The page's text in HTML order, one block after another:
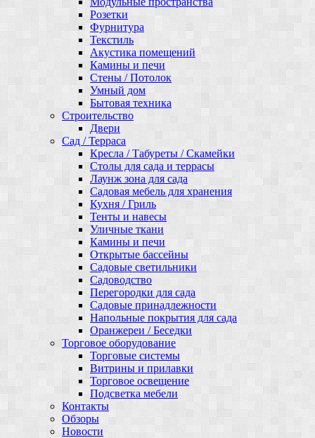
Розетки
Фурнитура
Текстиль
Акустика помещений
Камины и печи
Стены / Потолок
Умный дом
Бытовая техника
Строительство
Двери
Сад / Терраса
Кресла / Табуреты / Скамейки
Столы для сада и террасы
Лаунж зона для сада
Садовая мебель для хранения
Кухня / Гриль
Тенты и навесы
Уличные ткани
Камины и печи
Открытые бассейны
Садовые светильники
Садоводство
Перегородки для сада
Садовые принадлежности
Напольные покрытия для сада
Оранжереи / Беседки
Торговое оборудование
Торговые системы
Витрины и прилавки
Торговое освещение
Подсветка мебели
Контакты
Обзоры
Новости